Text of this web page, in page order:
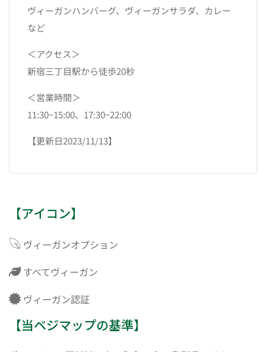
ヴィーガンハンバーグ、ヴィーガンサラダ、カレー
など
＜アクセス＞
新宿三丁目駅から徒歩20秒
＜営業時間＞
11:30~15:00、17:30~22:00
【更新日2023/11/13】
【アイコン】
ヴィーガンオプション
すべてヴィーガン
ヴィーガン認証
【当ベジマップの基準】